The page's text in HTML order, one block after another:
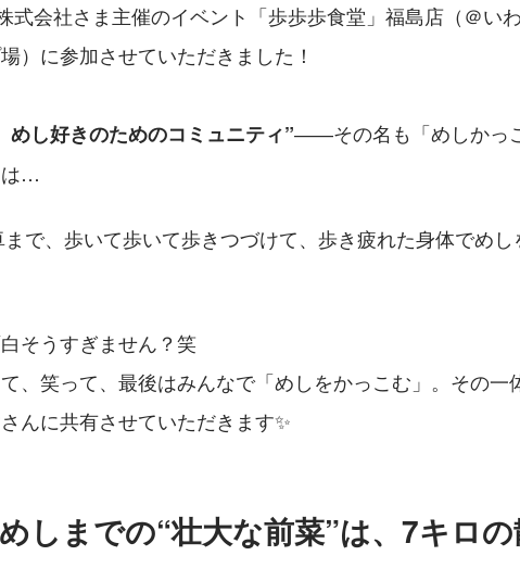
式会社さま主催のイベント「歩歩歩食堂」福島店（＠い
）に参加させていただきました！
めし好きのためのコミュニティ”――その名も「めしかっ
は…
まで、歩いて歩いて歩きつづけて、歩き疲れた身体でめし
そうすぎません？笑
、笑って、最後はみんなで「めしをかっこむ」。その一
んに共有させていただきます✨
しまでの“壮大な前菜”は、7キロ